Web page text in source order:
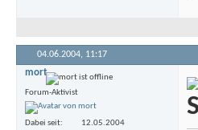
04.06.2004, 11:17
mort
Forum-Aktivist
Dabei seit
12.05.2004